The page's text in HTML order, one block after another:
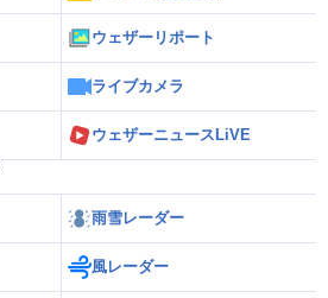
ウェザーリポート
ライブカメラ
ウェザーニュースLiVE
雨雪レーダー
風レーダー